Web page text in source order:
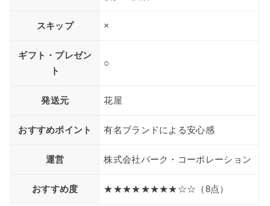
スキップ ×
ギフト・プレゼン
ト
○
発送元 花屋
おすすめポイント 有名ブランドによる安心感
運営 株式会社パーク・コーポレーション
おすすめ度 ★★★★★★★★☆☆（8点）